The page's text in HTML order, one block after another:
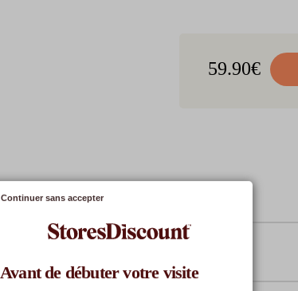
102.42€
25 €
109.60€
De
59.90€
Avant de débuter votre visite
Continuer sans accepter